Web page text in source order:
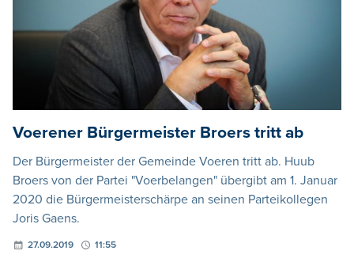
Voerener Bürgermeister Broers tritt ab
Der Bürgermeister der Gemeinde Voeren tritt ab. Huub
Broers von der Partei "Voerbelangen" übergibt am 1. Januar
2020 die Bürgermeisterschärpe an seinen Parteikollegen
Joris Gaens.
27.09.2019 11:55